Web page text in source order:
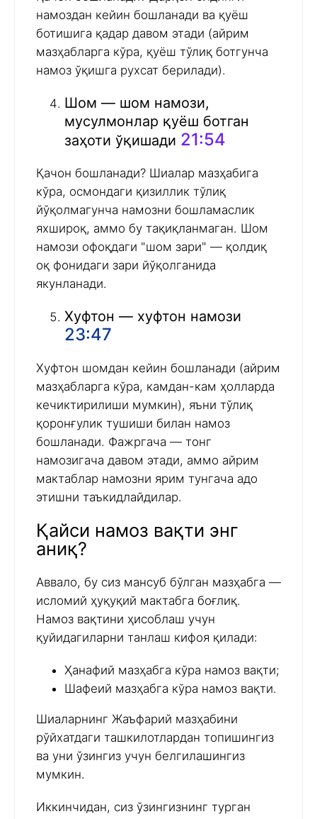
намоздан кейин бошланади ва қуёш
ботишига қадар давом этади (айрим
мазҳабларга кўра, қуёш тўлиқ ботгунча
намоз ўқишга рухсат берилади).
Шом — шом намози,
мусулмонлар қуёш ботган
заҳоти ўқишади 21:54
Қачон бошланади? Шиалар мазҳабига
кўра, осмондаги қизиллик тўлиқ
йўқолмагунча намозни бошламаслик
яхшироқ, аммо бу тақиқланмаган. Шом
намози офоқдаги "шом зари" — қолдиқ
оқ фонидаги зари йўқолганида
якунланади.
Хуфтон — хуфтон намози
23:47
Хуфтон шомдан кейин бошланади (айрим
мазҳабларга кўра, камдан-кам ҳолларда
кечиктирилиши мумкин), яъни тўлиқ
қоронғулик тушиши билан намоз
бошланади. Фажргача — тонг
намозигача давом этади, аммо айрим
мактаблар намозни ярим тунгача адо
этишни таъкидлайдилар.
Қайси намоз вақти энг
аниқ?
Аввало, бу сиз мансуб бўлган мазҳабга —
исломий ҳуқуқий мактабга боғлиқ.
Намоз вақтини ҳисоблаш учун
қуйидагиларни танлаш кифоя қилади:
Ҳанафий мазҳабга кўра намоз вақти;
Шафеий мазҳабга кўра намоз вақти.
Шиаларнинг Жаъфарий мазҳабини
рўйхатдаги ташкилотлардан топишингиз
ва уни ўзингиз учун белгилашингиз
мумкин.
Иккинчидан, сиз ўзингизнинг турган